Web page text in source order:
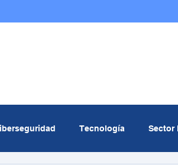
Tecnología Sector